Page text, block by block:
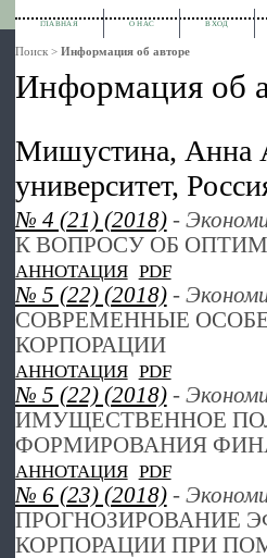
ГЛАВНАЯ О НАС ВХОД
Поиск> Информация об авторе
Информация об
Мишустина, Анна
университет,
№ 4 (21) (2018)-
К ВОПРОСУ ОБ
АННОТАЦИЯ PDF
№ 5 (22) (2018)-
СОВРЕМЕННЫЕ
КОРПОРАЦИИ
АННОТАЦИЯ PDF
№ 5 (22) (2018)-
ИМУЩЕСТВЕННОЕ
ФОРМИРОВАНИЯ
АННОТАЦИЯ PDF
№ 6 (23) (2018)-
ПРОГНОЗИРОВАНИЕ
КОРПОРАЦИИ ПРИ